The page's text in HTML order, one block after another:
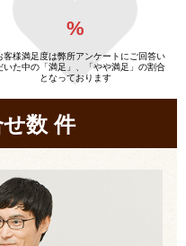
%
様満足度は弊所アンケートにご回答い
いた中の「満足」、「やや満足」の割合
となっております
せ数件